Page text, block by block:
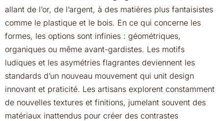
allant de l’or, de l’argent, à des matières plus fantaisistes
comme le plastique et le bois. En ce qui concerne les
formes, les options sont infinies : géométriques,
organiques ou même avant-gardistes. Les motifs
ludiques et les asymétries flagrantes deviennent les
standards d’un nouveau mouvement qui unit design
innovant et praticité. Les artisans explorent constamment
de nouvelles textures et finitions, jumelant souvent des
matériaux inattendus pour créer des contrastes